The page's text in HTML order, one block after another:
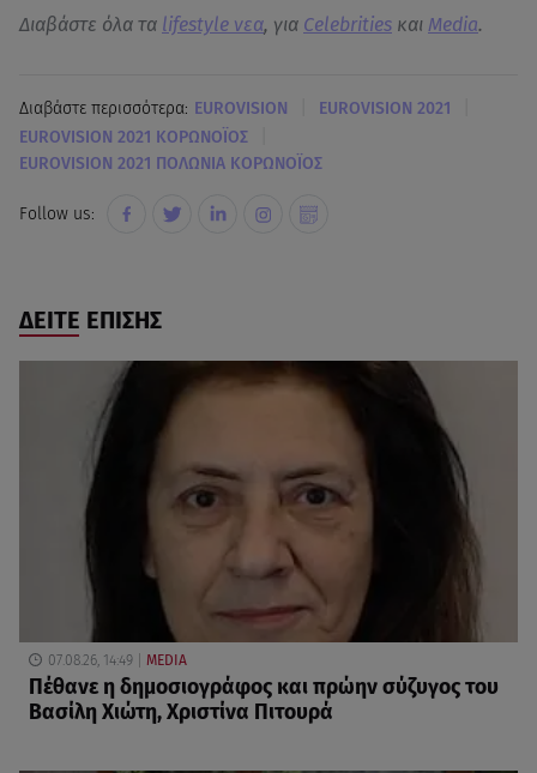
Διαβάστε όλα τα lifestyle νεα, για Celebrities και Media.
Διαβάστε περισσότερα: EUROVISION EUROVISION 2021
EUROVISION 2021 ΚΟΡΩΝΟΪΟΣ
EUROVISION 2021 ΠΟΛΩΝΙΑ ΚΟΡΩΝΟΪΟΣ
Follow us:
ΔΕΙΤΕ ΕΠΙΣΗΣ
07.08.26, 14:49 MEDIA
Πέθανε η δημοσιογράφος και πρώην σύζυγος του
Βασίλη Χιώτη, Χριστίνα Πιτουρά